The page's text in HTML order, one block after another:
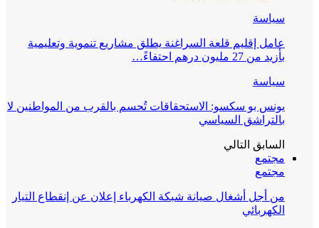
سياسة
عامل إقليم قلعة السراغنة يطلق مشاريع تنموية وتعليمية
بأزيد من 27 مليون درهم احتفاءً…
سياسة
يونس بو سكسو: الاستحقاقات تُحسم بالقرب من المواطنين لا
بالتراشق السياسي
السابق التالي
مجتمع
مجتمع
من أجل أشغال صيانة شبكة الكهرباء إعلان عن إنقطاع التيار
الكهربائي